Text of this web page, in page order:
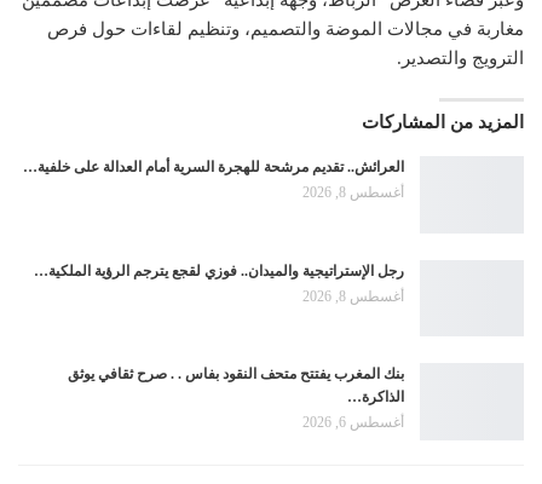
مغاربة في مجالات الموضة والتصميم، وتنظيم لقاءات حول فرص
الترويج والتصدير.
المزيد من المشاركات
العرائش.. تقديم مرشحة للهجرة السرية أمام العدالة على خلفية…
أغسطس 8, 2026
رجل الإستراتيجية والميدان.. فوزي لقجع يترجم الرؤية الملكية…
أغسطس 8, 2026
بنك المغرب يفتتح متحف النقود بفاس . . صرح ثقافي يوثق
الذاكرة…
أغسطس 6, 2026